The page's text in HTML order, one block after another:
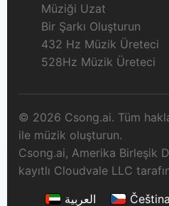
Müziği Uzat
Bir Şarkı Oluşturun
432 Hz Müzik Üreteci
528Hz Müzik Üreteci
© 2026 Csong.ai. Tüm
ile müzik oluşturun.
Csong.ai, Amerika Birleşik
kayıtlı Cloudvale LLC
العربية
Čeština